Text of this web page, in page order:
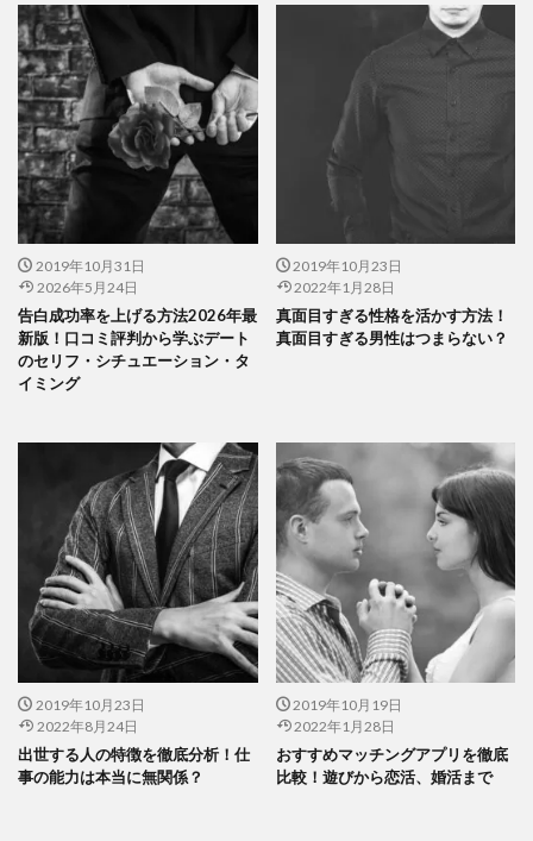
2019年10月31日
2026年5月24日
告白成功率を上げる方法2026年最
新版！口コミ評判から学ぶデート
のセリフ・シチュエーション・タ
イミング
2019年10月23日
2022年1月28日
真面目すぎる性格を活かす方法！
真面目すぎる男性はつまらない？
2019年10月23日
2022年8月24日
出世する人の特徴を徹底分析！仕
事の能力は本当に無関係？
2019年10月19日
2022年1月28日
おすすめマッチングアプリを徹底
比較！遊びから恋活、婚活まで